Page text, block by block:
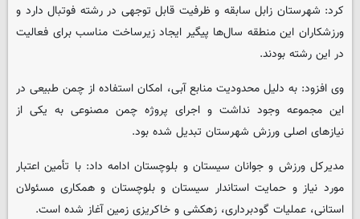
کرد: شهرستان زابل سابقه و ظرفیت قابل توجهی در رشته فوتبال دارد و
ورزشکاران این منطقه سال‌ها پیگیر ایجاد زیرساخت مناسب برای فعالیت
در این رشته بودند.
وی افزود: به دلیل محدودیت منابع آبی، امکان استفاده از چمن طبیعی در
این مجموعه وجود نداشت و اجرای پروژه چمن مصنوعی به یکی از
نیازهای اصلی ورزش شهرستان تبدیل شده بود.
مدیرکل ورزش و جوانان سیستان و بلوچستان ادامه داد: با تأمین اعتبار
مورد نیاز و حمایت استاندار سیستان و بلوچستان و همکاری مسئولان
استانی، عملیات گودبرداری، زهکشی و خاکریزی زمین آغاز شده است.